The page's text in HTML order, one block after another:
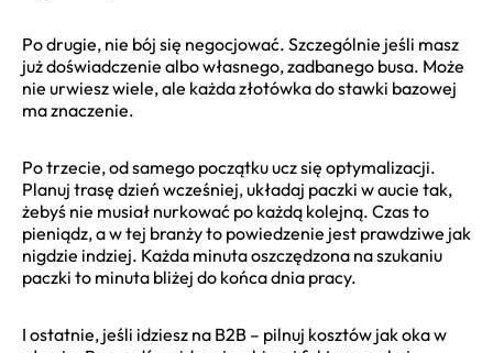
Po drugie, nie bój się negocjować. Szczególnie jeśli masz
już doświadczenie albo własnego, zadbanego busa. Może
nie urwiesz wiele, ale każda złotówka do stawki bazowej
ma znaczenie.
Po trzecie, od samego początku ucz się optymalizacji.
Planuj trasę dzień wcześniej, układaj paczki w aucie tak,
żebyś nie musiał nurkować po każdą kolejną. Czas to
pieniądz, a w tej branży to powiedzenie jest prawdziwe jak
nigdzie indziej. Każda minuta oszczędzona na szukaniu
paczki to minuta bliżej do końca dnia pracy.
I ostatnie, jeśli idziesz na B2B – pilnuj kosztów jak oka w